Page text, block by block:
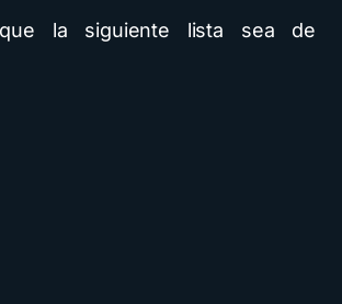
que la siguiente lista sea de